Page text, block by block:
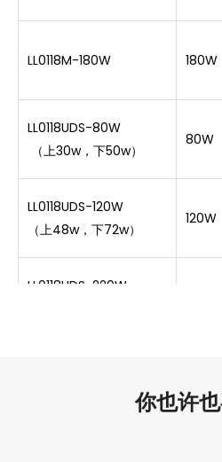
LL0118M-180W 180W
LL0118UDS-80W
（上30w，下50w）
80W
LL0118UDS-120W
（上48w，下72w）
120W
LL0118UDS-220W
你也许